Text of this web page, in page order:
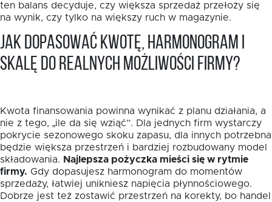
ten balans decyduje, czy większa sprzedaż przełoży się
na wynik, czy tylko na większy ruch w magazynie.
Jak dopasować kwotę, harmonogram i
skalę do realnych możliwości firmy?
Kwota finansowania powinna wynikać z planu działania, a
nie z tego, „ile da się wziąć”. Dla jednych firm wystarczy
pokrycie sezonowego skoku zapasu, dla innych potrzebna
będzie większa przestrzeń i bardziej rozbudowany model
składowania. Najlepsza pożyczka mieści się w rytmie
firmy. Gdy dopasujesz harmonogram do momentów
sprzedaży, łatwiej unikniesz napięcia płynnościowego.
Dobrze jest też zostawić przestrzeń na korekty, bo handel